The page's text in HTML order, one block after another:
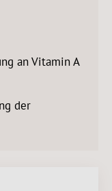
an Vitamin A
der